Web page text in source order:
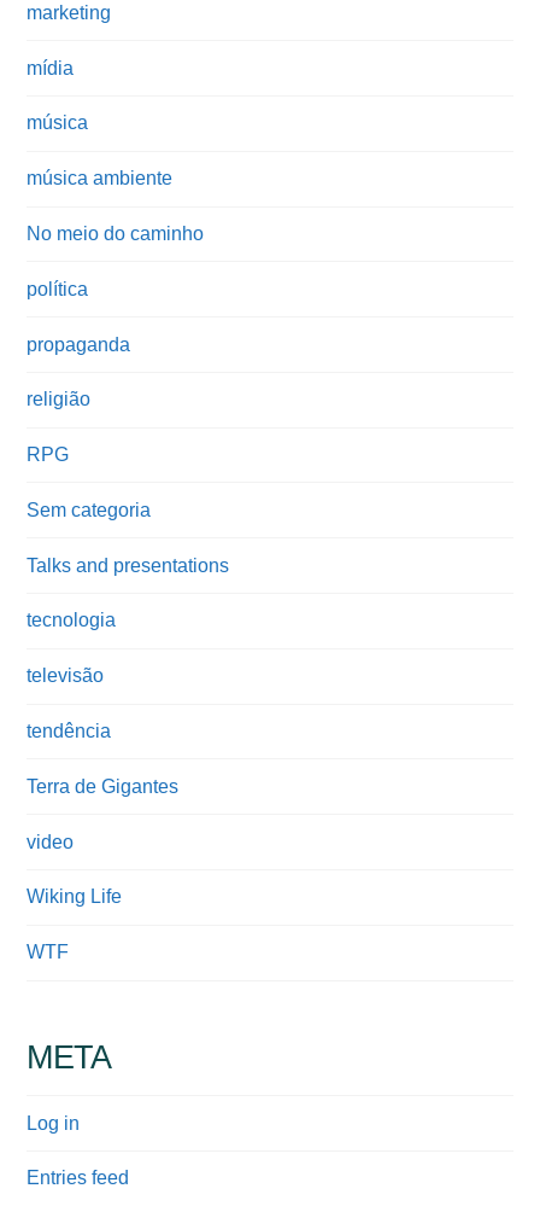
marketing
mídia
música
música ambiente
No meio do caminho
política
propaganda
religião
RPG
Sem categoria
Talks and presentations
tecnologia
televisão
tendência
Terra de Gigantes
video
Wiking Life
WTF
META
Log in
Entries feed